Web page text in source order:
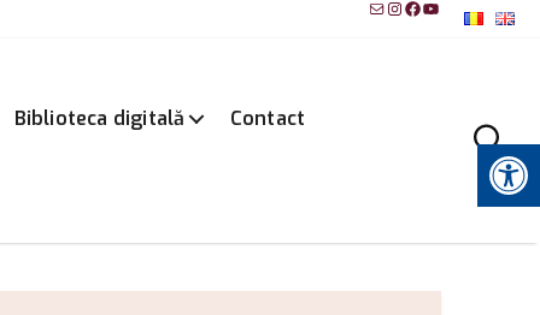
MailInstagram
Facebook
YouTube
Biblioteca digitală
Contact
Instrumente pentru accesibilitate